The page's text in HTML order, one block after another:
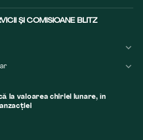
ȘI COMISIOANE BLITZ
la valoarea chiriei lunare, în